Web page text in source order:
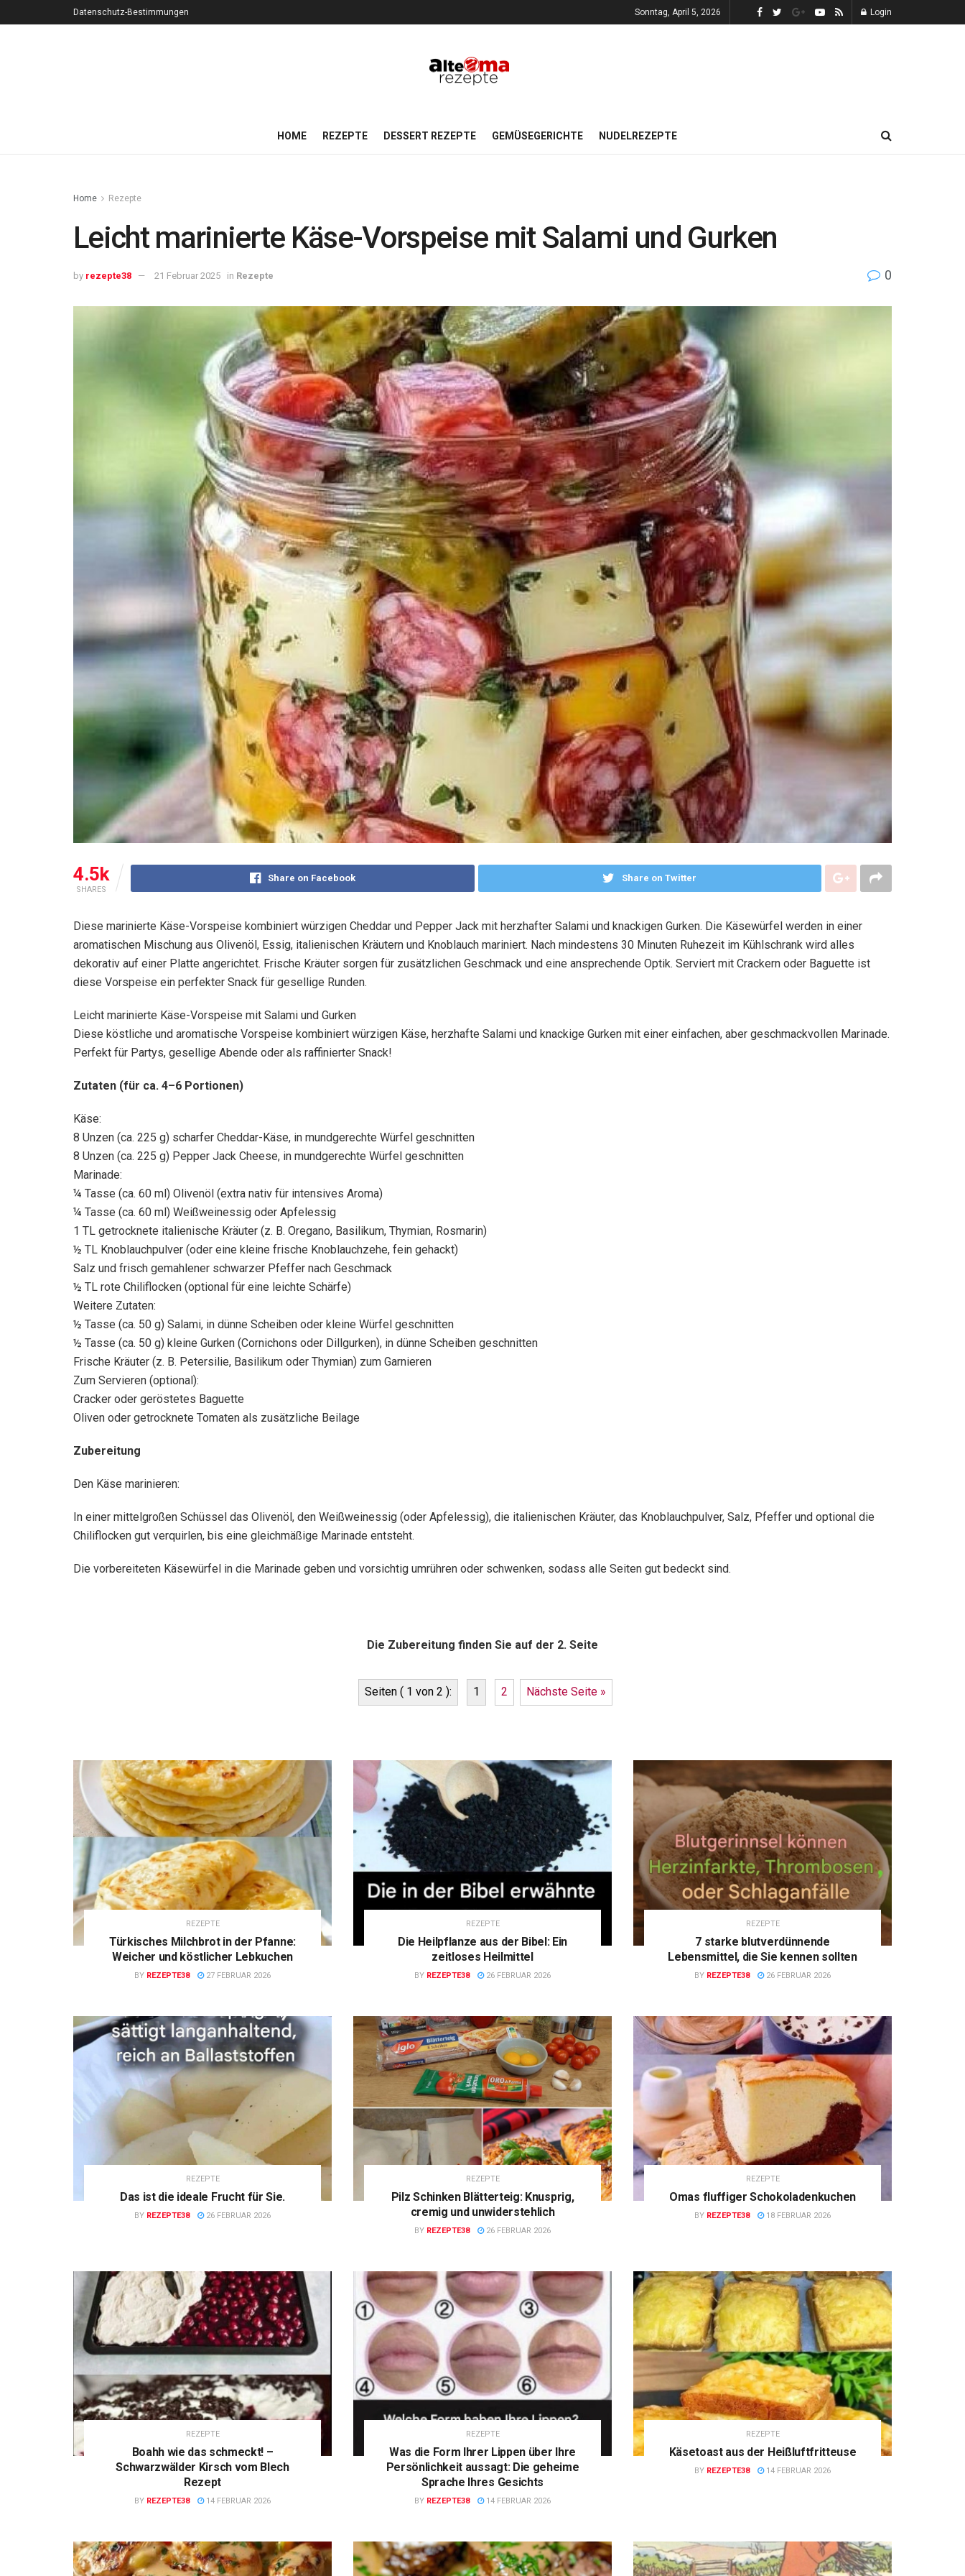
Datenschutz-Bestimmungen Sonntag, April 5, 2026 Login
HOME REZEPTE DESSERT REZEPTE GEMÜSEGERICHTE NUDELREZEPTE
Home Rezepte
Leicht marinierte Käse-Vorspeise mit Salami und Gurken
by rezepte38 21 Februar 2025 in Rezepte 0
4.5k
SHARES
Share on Facebook Share on Twitter
Diese marinierte Käse-Vorspeise kombiniert würzigen Cheddar und Pepper Jack mit herzhafter Salami und knackigen Gurken. Die Käsewürfel werden in einer
aromatischen Mischung aus Olivenöl, Essig, italienischen Kräutern und Knoblauch mariniert. Nach mindestens 30 Minuten Ruhezeit im Kühlschrank wird alles
dekorativ auf einer Platte angerichtet. Frische Kräuter sorgen für zusätzlichen Geschmack und eine ansprechende Optik. Serviert mit Crackern oder Baguette ist
diese Vorspeise ein perfekter Snack für gesellige Runden.
Leicht marinierte Käse-Vorspeise mit Salami und Gurken
Diese köstliche und aromatische Vorspeise kombiniert würzigen Käse, herzhafte Salami und knackige Gurken mit einer einfachen, aber geschmackvollen Marinade.
Perfekt für Partys, gesellige Abende oder als raffinierter Snack!
Zutaten (für ca. 4–6 Portionen)
Käse:
8 Unzen (ca. 225 g) scharfer Cheddar-Käse, in mundgerechte Würfel geschnitten
8 Unzen (ca. 225 g) Pepper Jack Cheese, in mundgerechte Würfel geschnitten
Marinade:
¼ Tasse (ca. 60 ml) Olivenöl (extra nativ für intensives Aroma)
¼ Tasse (ca. 60 ml) Weißweinessig oder Apfelessig
1 TL getrocknete italienische Kräuter (z. B. Oregano, Basilikum, Thymian, Rosmarin)
½ TL Knoblauchpulver (oder eine kleine frische Knoblauchzehe, fein gehackt)
Salz und frisch gemahlener schwarzer Pfeffer nach Geschmack
½ TL rote Chiliflocken (optional für eine leichte Schärfe)
Weitere Zutaten:
½ Tasse (ca. 50 g) Salami, in dünne Scheiben oder kleine Würfel geschnitten
½ Tasse (ca. 50 g) kleine Gurken (Cornichons oder Dillgurken), in dünne Scheiben geschnitten
Frische Kräuter (z. B. Petersilie, Basilikum oder Thymian) zum Garnieren
Zum Servieren (optional):
Cracker oder geröstetes Baguette
Oliven oder getrocknete Tomaten als zusätzliche Beilage
Zubereitung
Den Käse marinieren:
In einer mittelgroßen Schüssel das Olivenöl, den Weißweinessig (oder Apfelessig), die italienischen Kräuter, das Knoblauchpulver, Salz, Pfeffer und optional die
Chiliflocken gut verquirlen, bis eine gleichmäßige Marinade entsteht.
Die vorbereiteten Käsewürfel in die Marinade geben und vorsichtig umrühren oder schwenken, sodass alle Seiten gut bedeckt sind.
Die Zubereitung finden Sie auf der 2. Seite
Seiten ( 1 von 2 ): 1 2 Nächste Seite »
REZEPTE
Türkisches Milchbrot in der Pfanne:
Weicher und köstlicher Lebkuchen
BY REZEPTE38 27 FEBRUAR 2026
REZEPTE
Die Heilpflanze aus der Bibel: Ein
zeitloses Heilmittel
BY REZEPTE38 26 FEBRUAR 2026
REZEPTE
7 starke blutverdünnende
Lebensmittel, die Sie kennen sollten
BY REZEPTE38 26 FEBRUAR 2026
REZEPTE
Das ist die ideale Frucht für Sie.
BY REZEPTE38 26 FEBRUAR 2026
REZEPTE
Pilz Schinken Blätterteig: Knusprig,
cremig und unwiderstehlich
BY REZEPTE38 26 FEBRUAR 2026
REZEPTE
Omas fluffiger Schokoladenkuchen
BY REZEPTE38 18 FEBRUAR 2026
REZEPTE
Boahh wie das schmeckt! –
Schwarzwälder Kirsch vom Blech
Rezept
BY REZEPTE38 14 FEBRUAR 2026
REZEPTE
Was die Form Ihrer Lippen über Ihre
Persönlichkeit aussagt: Die geheime
Sprache Ihres Gesichts
BY REZEPTE38 14 FEBRUAR 2026
REZEPTE
Käsetoast aus der Heißluftfritteuse
BY REZEPTE38 14 FEBRUAR 2026